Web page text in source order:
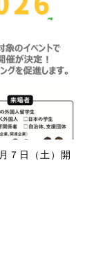
７日（土）開